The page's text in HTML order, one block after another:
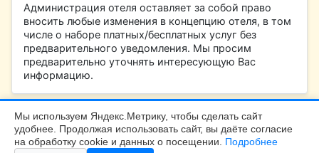
Администрация отеля оставляет за собой право
вносить любые изменения в концепцию отеля, в том
числе о наборе платных/бесплатных услуг без
предварительного уведомления. Мы просим
предварительно уточнять интересующую Вас
информацию.
БалтТур Калининград |+7 (4012) 99-45-40
Калининград, Больничная 24, офис 308
Мы используем Яндекс.Метрику, чтобы сделать сайт
удобнее. Продолжая использовать сайт, вы даёте согласие
на обработку cookie и данных о посещении. Подробнее